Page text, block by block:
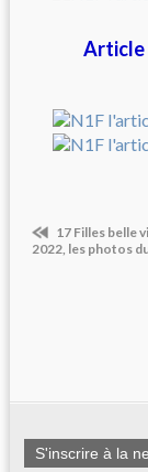
Article
Marc
17 Filles belle
2022, les photos
S'inscrire à la